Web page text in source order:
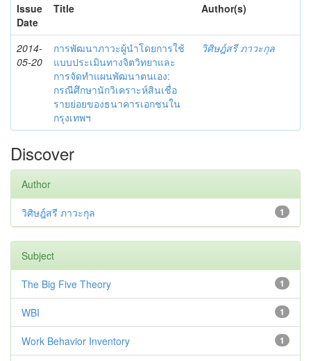
Issue
Date
Title Author(s)
2014-
05-20
การพัฒนาภาวะผู้นำโดยการใช้
แบบประเมินทางจิตวิทยาและ
การจัดทำแผนพัฒนาตนเอง:
กรณีศึกษานักวิเคราะห์สินเชื่อ
รายย่อยของธนาคารเอกชนใน
กรุงเทพฯ
วิศิษฎ์สรี ภาวะกุล
Discover
Author
1
วิศิษฎ์สรี ภาวะกุล
Subject
1
The Big Five Theory
1
WBI
1
Work Behavior Inventory